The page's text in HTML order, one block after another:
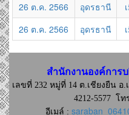
26 ต.ค. 2566
อุดรธานี
26 ต.ค. 2566
อุดรธานี
สำนักงานองค์การ
เลขที่ 232 หมู่ที่ 14 ต.เชียงยืน อ.
4212-5577 โท
อีเมล์ :